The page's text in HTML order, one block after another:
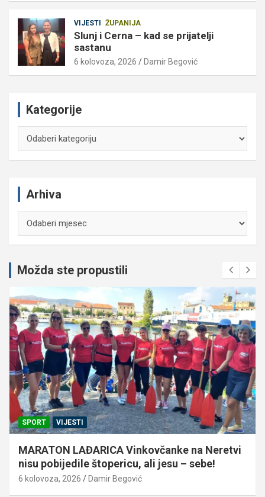
VIJESTI ŽUPANIJA
Slunj i Cerna – kad se prijatelji
sastanu
6 kolovoza, 2026 Damir Begović
Kategorije
Arhiva
Možda ste propustili
SPORT VIJESTI
MARATON LAĐARICA Vinkovčanke na Neretvi
nisu pobijedile štopericu, ali jesu – sebe!
6 kolovoza, 2026 Damir Begović